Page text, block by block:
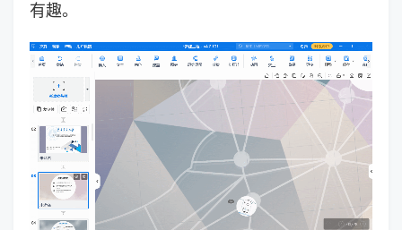
有趣。